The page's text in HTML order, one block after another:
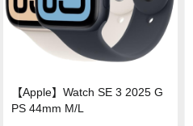
【Apple】Watch SE 3 2025 G
PS 44mm M/L